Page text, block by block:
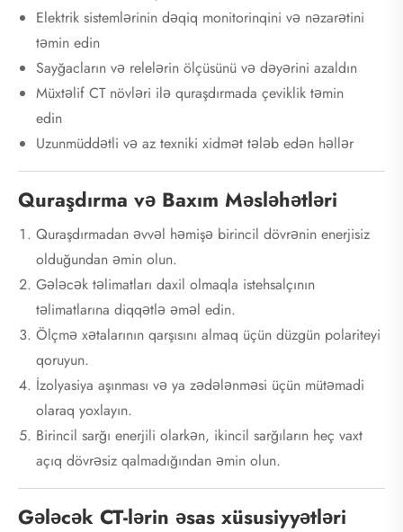
Elektrik sistemlərinin dəqiq monitorinqini və nəzarətini
təmin edin
Sayğacların və relelərin ölçüsünü və dəyərini azaldın
Müxtəlif CT növləri ilə quraşdırmada çeviklik təmin
edin
Uzunmüddətli və az texniki xidmət tələb edən həllər
Quraşdırma və Baxım Məsləhətləri
Quraşdırmadan əvvəl həmişə birincil dövrənin enerjisiz
olduğundan əmin olun.
Gələcək təlimatları daxil olmaqla istehsalçının
təlimatlarına diqqətlə əməl edin.
Ölçmə xətalarının qarşısını almaq üçün düzgün polariteyi
qoruyun.
İzolyasiya aşınması və ya zədələnməsi üçün mütəmadi
olaraq yoxlayın.
Birincil sarğı enerjili olarkən, ikincil sarğıların heç vaxt
açıq dövrəsiz qalmadığından əmin olun.
Gələcək CT-lərin əsas xüsusiyyətləri